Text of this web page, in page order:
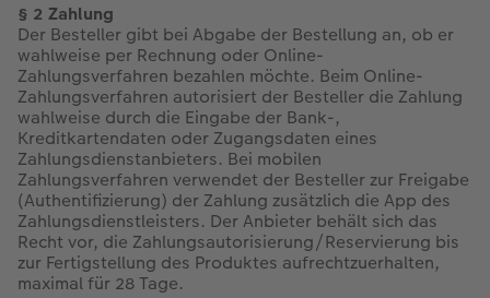
§ 2 Zahlung
Der Besteller gibt bei Abgabe der Bestellung an, ob er
wahlweise per Rechnung oder Online-
Zahlungsverfahren bezahlen möchte. Beim Online-
Zahlungsverfahren autorisiert der Besteller die Zahlung
wahlweise durch die Eingabe der Bank-,
Kreditkartendaten oder Zugangsdaten eines
Zahlungsdienstanbieters. Bei mobilen
Zahlungsverfahren verwendet der Besteller zur Freigabe
(Authentifizierung) der Zahlung zusätzlich die App des
Zahlungsdienstleisters. Der Anbieter behält sich das
Recht vor, die Zahlungsautorisierung/Reservierung bis
zur Fertigstellung des Produktes aufrechtzuerhalten,
maximal für 28 Tage.